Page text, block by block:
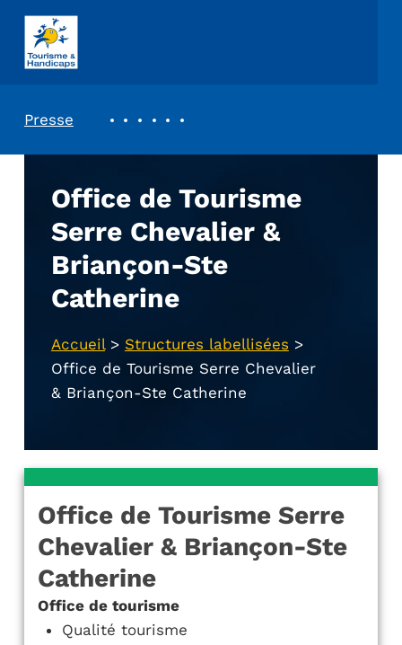
ASSOCIATION TOURISME ET HANDICAPS
Presse
Office de Tourisme
Serre Chevalier &
Briançon-Ste
Catherine
Accueil> Structures labellisées >
Office de Tourisme Serre Chevalier
& Briançon-Ste Catherine
Office de Tourisme Serre
Chevalier & Briançon-Ste
Catherine
Office de tourisme
Qualité tourisme